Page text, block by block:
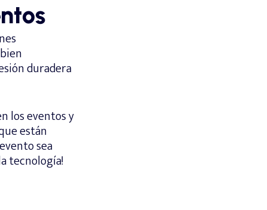
duradera
los eventos y
están
sea
tecnología!